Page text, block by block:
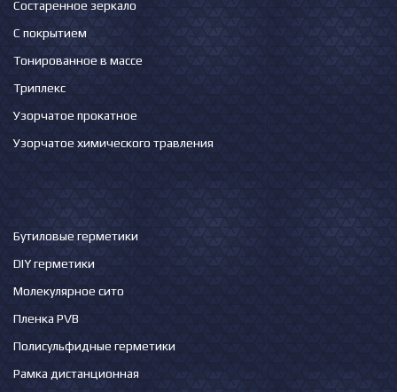
Состаренное зеркало
С покрытием
Тонированное в массе
Триплекс
Узорчатое прокатное
Узорчатое химического травления
Бутиловые герметики
DIY герметики
Молекулярное сито
Пленка PVB
Полисульфидные герметики
Рамка дистанционная